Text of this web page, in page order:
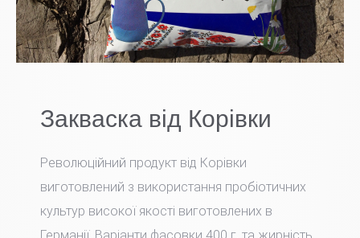
Закваска від Корівки
Революційний продукт від Корівки
виготовлений з використання пробіотичних
культур високої якості виготовлених в